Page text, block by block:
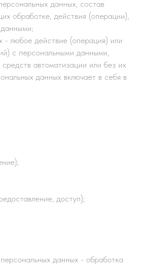
данных, состав
обработке, действия (операции),
- любое действие (операция) или
с персональными данными,
автоматизации или без их
данных включает в себя в
доступ);
данных - обработка